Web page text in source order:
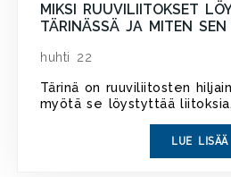
MIKSI RUUVILIITOKSET
TÄRINÄSSÄ JA MITEN SEN
huhti 22
Tärinä on ruuviliitosten
myötä se löystyttää
LUE LISÄÄ